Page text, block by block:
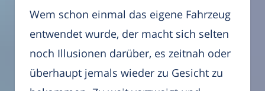
Wem schon einmal das eigene Fahrzeug
entwendet wurde, der macht sich selten
noch Illusionen darüber, es zeitnah oder
überhaupt jemals wieder zu Gesicht zu